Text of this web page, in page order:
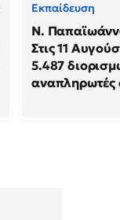
Εκπαίδευση
N.
Στις 11
5.487